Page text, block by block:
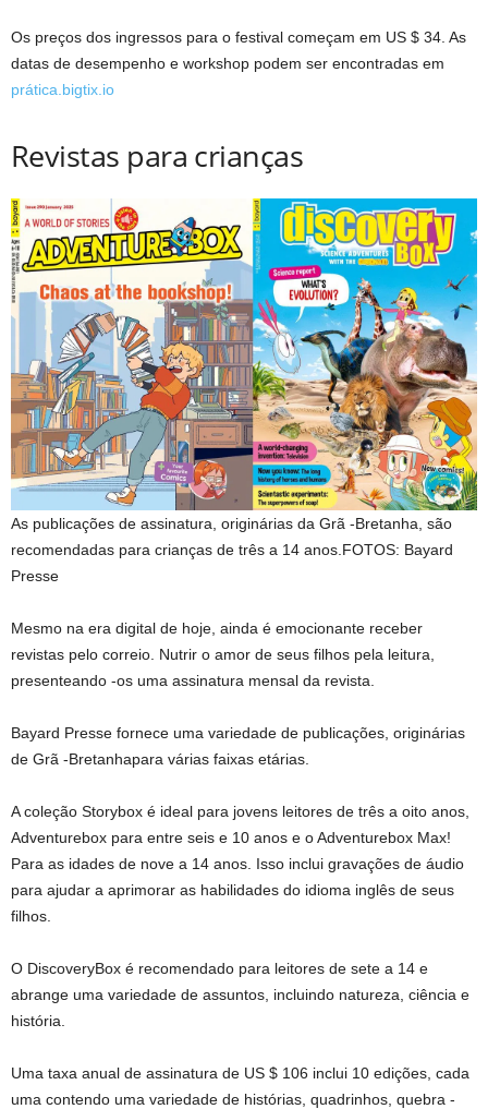
Os preços dos ingressos para o festival começam em US $ 34. As
datas de desempenho e workshop podem ser encontradas em
prática.bigtix.io
Revistas para crianças
As publicações de assinatura, originárias da Grã -Bretanha, são
recomendadas para crianças de três a 14 anos. FOTOS: Bayard
Presse
Mesmo na era digital de hoje, ainda é emocionante receber
revistas pelo correio. Nutrir o amor de seus filhos pela leitura,
presenteando -os uma assinatura mensal da revista.
Bayard Presse fornece uma variedade de publicações, originárias
de Grã -Bretanhapara várias faixas etárias.
A coleção Storybox é ideal para jovens leitores de três a oito anos,
Adventurebox para entre seis e 10 anos e o Adventurebox Max!
Para as idades de nove a 14 anos. Isso inclui gravações de áudio
para ajudar a aprimorar as habilidades do idioma inglês de seus
filhos.
O DiscoveryBox é recomendado para leitores de sete a 14 e
abrange uma variedade de assuntos, incluindo natureza, ciência e
história.
Uma taxa anual de assinatura de US $ 106 inclui 10 edições, cada
uma contendo uma variedade de histórias, quadrinhos, quebra -